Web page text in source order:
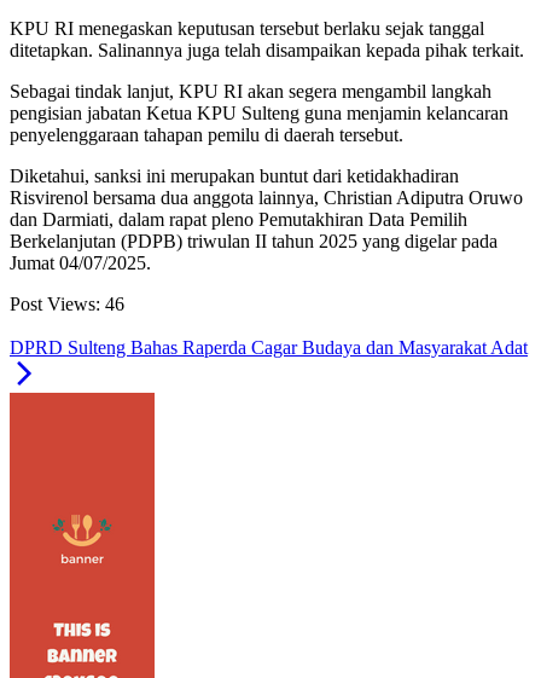
KPU RI menegaskan keputusan tersebut berlaku sejak tanggal
ditetapkan. Salinannya juga telah disampaikan kepada pihak terkait.
Sebagai tindak lanjut, KPU RI akan segera mengambil langkah
pengisian jabatan Ketua KPU Sulteng guna menjamin kelancaran
penyelenggaraan tahapan pemilu di daerah tersebut.
Diketahui, sanksi ini merupakan buntut dari ketidakhadiran
Risvirenol bersama dua anggota lainnya, Christian Adiputra Oruwo
dan Darmiati, dalam rapat pleno Pemutakhiran Data Pemilih
Berkelanjutan (PDPB) triwulan II tahun 2025 yang digelar pada
Jumat 04/07/2025.
Post Views: 46
DPRD Sulteng Bahas Raperda Cagar Budaya dan Masyarakat Adat